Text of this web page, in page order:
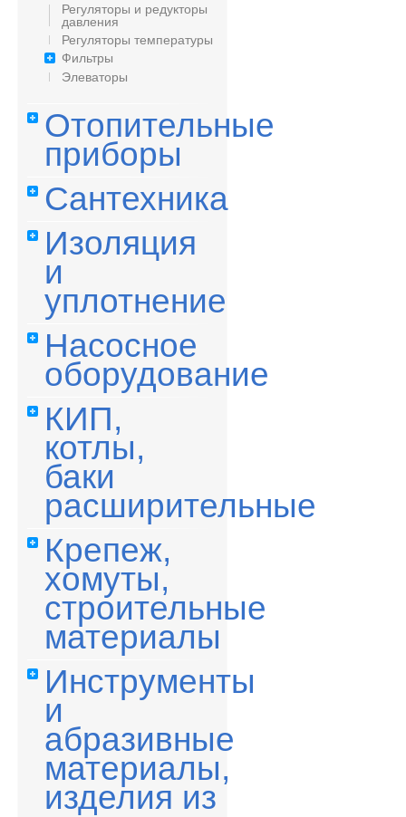
Регуляторы и редукторы
давления
Регуляторы температуры
Фильтры
Элеваторы
Отопительные
приборы
Сантехника
Изоляция
и
уплотнение
Насосное
оборудование
КИП,
котлы,
баки
расширительные
Крепеж,
хомуты,
строительные
материалы
Инструменты
и
абразивные
материалы,
изделия из